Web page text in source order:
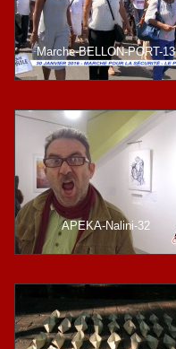
Marche-BELLON-PORT-13
APEKA-Nalini-32